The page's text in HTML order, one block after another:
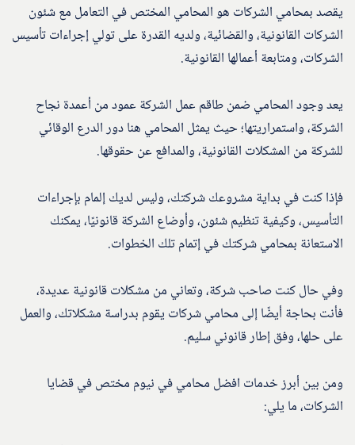
يقصد بمحامي الشركات هو المحامي المختص في التعامل مع شئون
الشركات القانونية، والقضائية، ولديه القدرة على تولي إجراءات تأسيس
الشركات، ومتابعة أعمالها القانونية.
يعد وجود المحامي ضمن طاقم عمل الشركة عمود من أعمدة نجاح
الشركة، واستمراريتها؛ حيث يمثل المحامي هنا دور الدرع الوقائي
للشركة من المشكلات القانونية، والمدافع عن حقوقها.
فإذا كنت في بداية مشروعك شركتك، وليس لديك إلمام بإجراءات
التأسيس، وكيفية تنظيم شئون، وأوضاع الشركة قانونيًا، يمكنك
الاستعانة بمحامي شركتك في إتمام تلك الخطوات.
وفي حال كنت صاحب شركة، وتعاني من مشكلات قانونية عديدة،
فأنت بحاجة أيضًا إلى محامي شركات يقوم بدراسة مشكلاتك، والعمل
على حلها، وفق إطار قانوني سليم.
ومن بين أبرز خدمات افضل محامي في نيوم مختص في قضايا
الشركات، ما يلي: